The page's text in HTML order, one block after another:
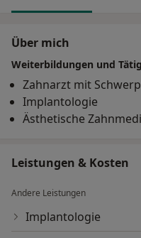
Über mich
Weiterbildungen und
Zahnarzt mit
Implantologie
Ästhetische
Leistungen & Kosten
Andere Leistungen
Implantologie